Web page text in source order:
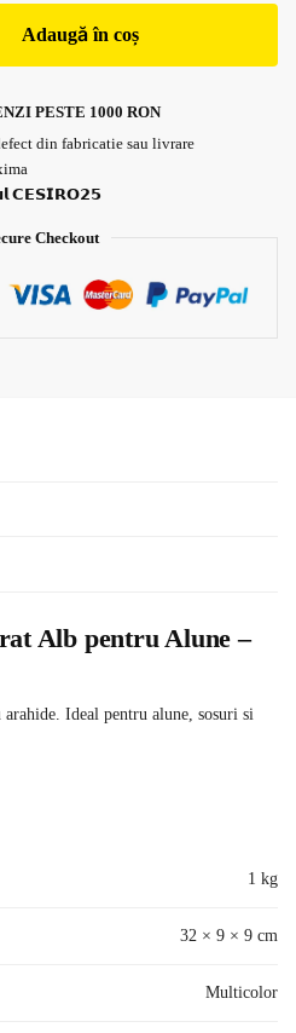
Adaugă în coș
PESTE 1000 RON
din fabricatie sau livrare
𝗖𝗘𝗦𝗜𝗥𝗢𝟮𝟱
Checkout
Alb pentru Alune –
Ideal pentru alune, sosuri si
1 kg
32 × 9 × 9 cm
Multicolor